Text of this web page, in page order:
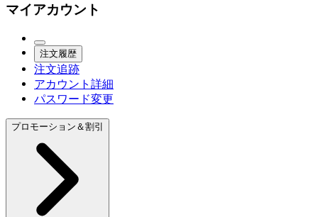
マイアカウント
注文履歴
注文追跡
アカウント詳細
パスワード変更
プロモーション＆割引